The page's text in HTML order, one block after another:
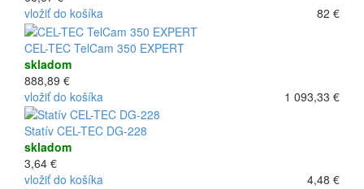
82 €
vložiť do košíka
CEL-TEC TelCam 350 EXPERT
skladom
888,89 €
1 093,33 €
vložiť do košíka
Statív CEL-TEC DG-228
skladom
3,64 €
4,48 €
vložiť do košíka